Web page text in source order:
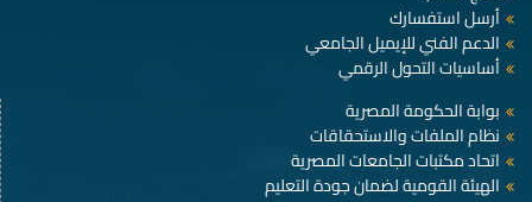
أرسل استفسارك
الدعم الفني للإيميل الجامعي
أساسيات التحول الرقمي
بوابة الحكومة المصرية
نظام الملفات والاستحقاقات
اتحاد مكتبات الجامعات المصرية
الهيئة القومية لضمان جودة التعليم